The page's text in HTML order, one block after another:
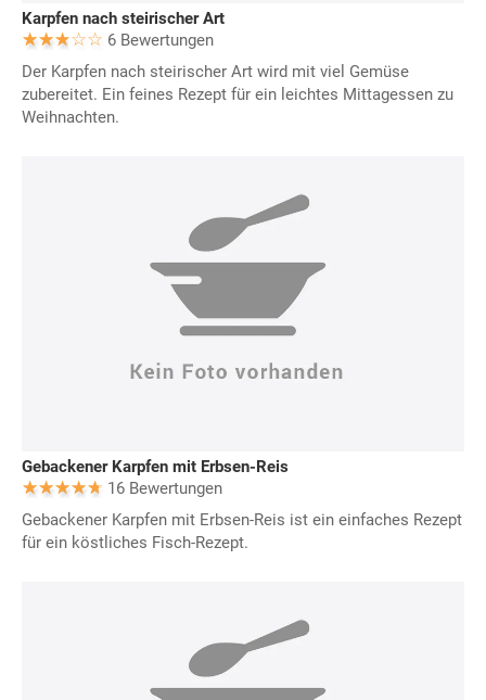
Karpfen nach steirischer Art
6 Bewertungen
Der Karpfen nach steirischer Art wird mit viel Gemüse
zubereitet. Ein feines Rezept für ein leichtes Mittagessen zu
Weihnachten.
Gebackener Karpfen mit Erbsen-Reis
16 Bewertungen
Gebackener Karpfen mit Erbsen-Reis ist ein einfaches Rezept
für ein köstliches Fisch-Rezept.